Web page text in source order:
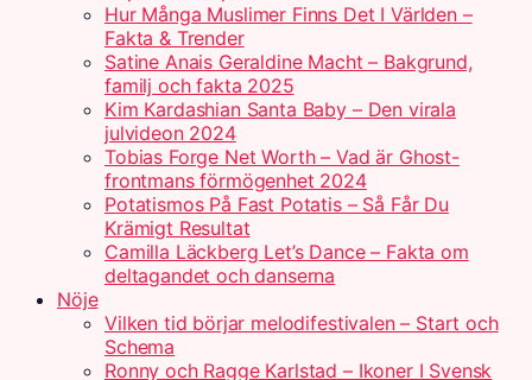
Hur Många Muslimer Finns Det I Världen –
Fakta & Trender
Satine Anais Geraldine Macht – Bakgrund,
familj och fakta 2025
Kim Kardashian Santa Baby – Den virala
julvideon 2024
Tobias Forge Net Worth – Vad är Ghost-
frontmans förmögenhet 2024
Potatismos På Fast Potatis – Så Får Du
Krämigt Resultat
Camilla Läckberg Let’s Dance – Fakta om
deltagandet och danserna
Nöje
Vilken tid börjar melodifestivalen – Start och
Schema
Ronny och Ragge Karlstad – Ikoner I Svensk